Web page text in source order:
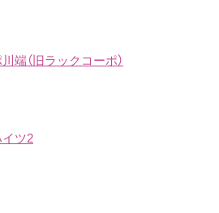
端（旧ラックコーポ）
ツ2